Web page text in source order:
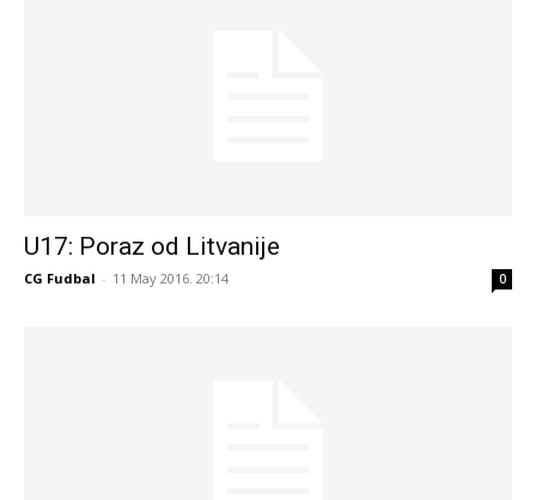
U17: Poraz od Litvanije
CG Fudbal - 11 May 2016. 20:14 0